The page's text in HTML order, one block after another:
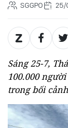
SGGPO 25/
Sáng 25-7,
100.000
trong bối